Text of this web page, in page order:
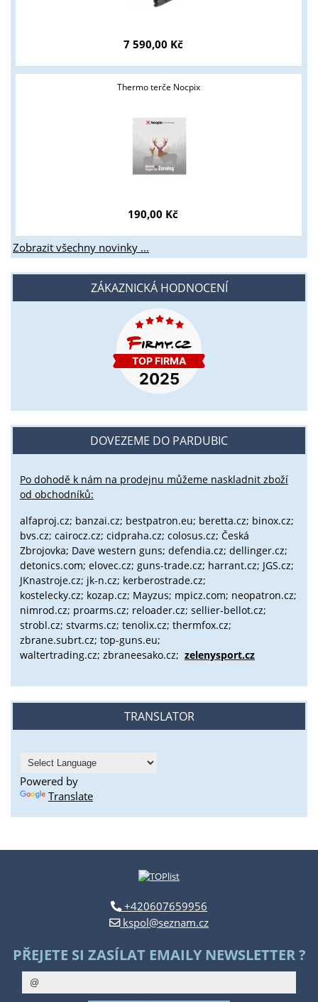
7 590,00 Kč
Thermo terče Nocpix
190,00 Kč
Zobrazit všechny novinky ...
ZÁKAZNICKÁ HODNOCENÍ
DOVEZEME DO PARDUBIC
Po dohodě k nám na prodejnu můžeme naskladnit zboží
od obchodníků:
alfaproj.cz; banzai.cz; bestpatron.eu; beretta.cz; binox.cz;
bvs.cz; cairocz.cz; cidpraha.cz; colosus.cz; Česká
Zbrojovka; Dave western guns; defendia.cz; dellinger.cz;
detonics.com; elovec.cz; guns-trade.cz; harrant.cz; JGS.cz;
JKnastroje.cz; jk-n.cz; kerberostrade.cz;
kostelecky.cz; kozap.cz; Mayzus; mpicz.com; neopatron.cz;
nimrod.cz; proarms.cz; reloader.cz; sellier-bellot.cz;
strobl.cz; stvarms.cz; tenolix.cz; thermfox.cz;
zbrane.subrt.cz; top-guns.eu;
waltertrading.cz; zbraneesako.cz; zelenysport.cz
TRANSLATOR
Powered by
Translate
+420607659956
kspol@seznam.cz
PŘEJETE SI ZASÍLAT EMAILY NEWSLETTER ?
podmínky?
ANO NE